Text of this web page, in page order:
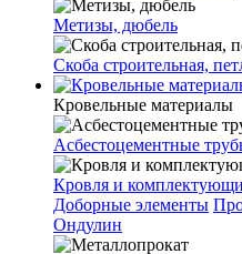
Метизы, дюбель
Скоба строительная,
Кровельные материалы
Асбестоцементные
Кровля и
Доборные элементы
Ондулин